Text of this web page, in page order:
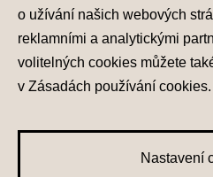
© 2026 Hyundai
Všechna práva
Nastavení
o užívání našich webových
reklamními a analytickými
volitelných cookies můžete
v Zásadách používání cookies.
Nastavení